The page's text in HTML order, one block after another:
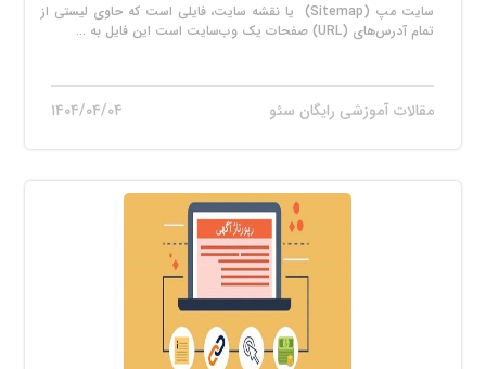
سایت مپ (Sitemap) یا نقشه سایت، فایلی است که حاوی لیستی از
تمام آدرس‌های (URL) صفحات یک وب‌سایت است این فایل به ...
مقالات آموزشی رایگان سئو ۱۴۰۴/۰۴/۰۴